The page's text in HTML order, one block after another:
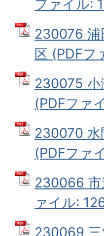
ファイル:
230076 浦
区 (PDFフ
230075 小
(PDFファ
230070 水
(PDFファ
230066 市
ァイル:
230069 三